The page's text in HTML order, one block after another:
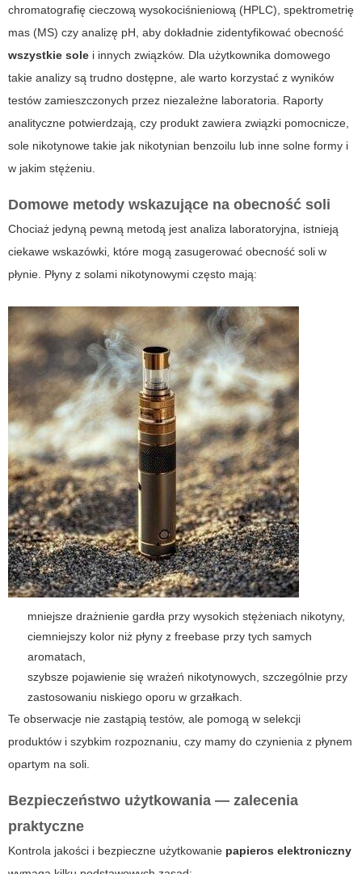
chromatografię cieczową wysokociśnieniową (HPLC), spektrometrię
mas (MS) czy analizę pH, aby dokładnie zidentyfikować obecność
wszystkie sole i innych związków. Dla użytkownika domowego
takie analizy są trudno dostępne, ale warto korzystać z wyników
testów zamieszczonych przez niezależne laboratoria. Raporty
analityczne potwierdzają, czy produkt zawiera związki pomocnicze,
sole nikotynowe takie jak nikotynian benzoilu lub inne solne formy i
w jakim stężeniu.
Domowe metody wskazujące na obecność soli
Chociaż jedyną pewną metodą jest analiza laboratoryjna, istnieją
ciekawe wskazówki, które mogą zasugerować obecność soli w
płynie. Płyny z solami nikotynowymi często mają:
mniejsze drażnienie gardła przy wysokich stężeniach nikotyny,
ciemniejszy kolor niż płyny z freebase przy tych samych
aromatach,
szybsze pojawienie się wrażeń nikotynowych, szczególnie przy
zastosowaniu niskiego oporu w grzałkach.
Te obserwacje nie zastąpią testów, ale pomogą w selekcji
produktów i szybkim rozpoznaniu, czy mamy do czynienia z płynem
opartym na soli.
Bezpieczeństwo użytkowania — zalecenia
praktyczne
Kontrola jakości i bezpieczne użytkowanie papieros elektroniczny